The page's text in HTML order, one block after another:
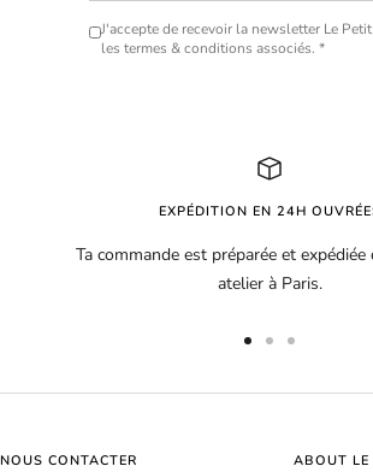
J'accepte de recevoir la newsletter Le
les termes & conditions associés. *
EXPÉDITION EN 24H
Ta commande est préparée et
atelier à Paris.
NOUS CONTACTER ABOUT LE